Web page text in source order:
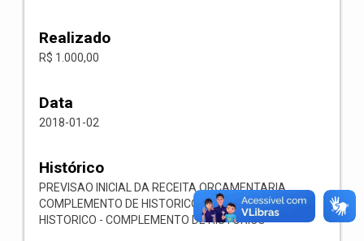
Realizado
R$ 1.000,00
Data
2018-01-02
Histórico
PREVISAO INICIAL DA RECEITA ORCAMENTARIA
COMPLEMENTO DE HISTORICO - COMPLEMENTO DE
HISTORICO - COMPLEMENTO DE HISTORICO